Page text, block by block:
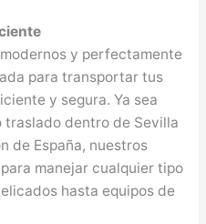
y perfectamente
para transportar tus
y segura. Ya sea
traslado dentro de Sevilla
de España, nuestros
manejar cualquier tipo
hasta equipos de